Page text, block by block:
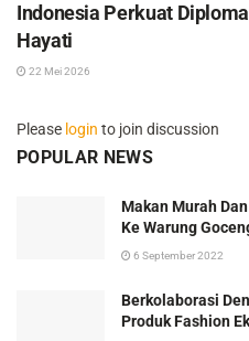
Indonesia Perkuat
Hayati
22 Mei 2026
Please login to join discussion
POPULAR NEWS
Makan Murah
Ke Warung
6 September 2022
Berkolaborasi
Produk Fashion